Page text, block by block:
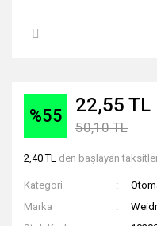
%55 22,55 TL
50,10 TL
2,40 TL den başlayan
Kategori
Marka